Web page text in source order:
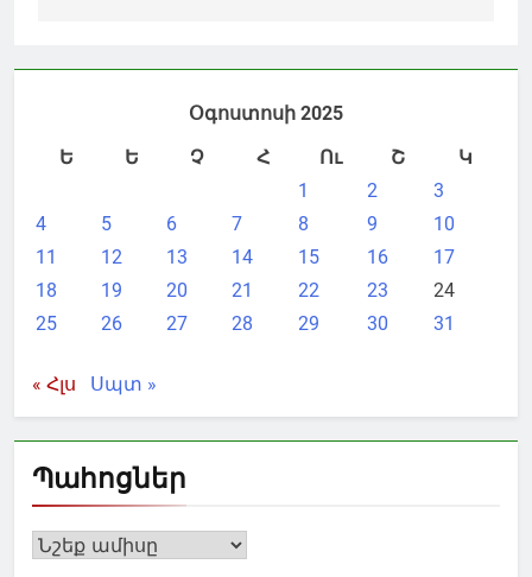
Օգոստոսի 2025
Ե
Ե Չ Հ Ու Շ
Կ
1
2
3
4
5 6 7 8 9
10
11
12 13 14 15 16
17
18
19 20 21 22 23
24
25
26 27 28 29 30 31
« Հլս Սպտ »
Պահոցներ
Պահոցներ